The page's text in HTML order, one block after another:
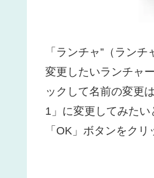
「ランチャ”（ラン
変更したいランチャ
ックして名前の変更
1」に変更してみた
「OK」ボタンをク